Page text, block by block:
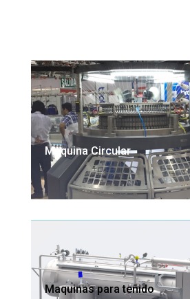
Maquina Circular
Maquinas para teñido